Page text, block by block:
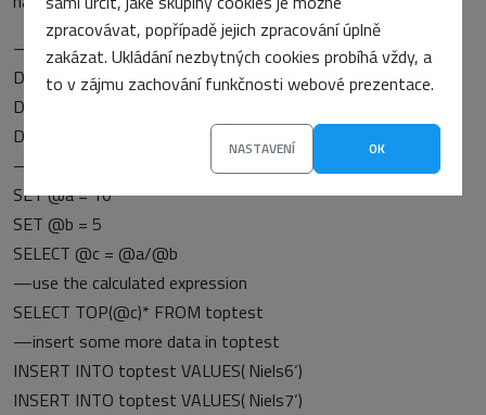
zpracovávat, popřípadě jejich zpracování úplně
zakázat. Ukládání nezbytných cookies probíhá vždy, a
to v zájmu zachování funkčnosti webové prezentace.
NASTAVENÍ OK
—declare 3 variables
DECLARE @a INT
DECLARE @b INT
DECLARE @c INT
—set values
SET @a = 10
SET @b = 5
SELECT @c = @a/@b
—use the calculated expression
SELECT TOP(@c)* FROM toptest
—insert some more data in toptest
INSERT INTO toptest VALUES(‚Niels6‘)
INSERT INTO toptest VALUES(‚Niels7‘)